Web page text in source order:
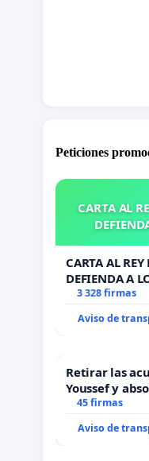
Peticiones
CARTA AL
CARTA AL
DEFIENDA A
3 328 firmas
Aviso de
Retirar las
Youssef y
45 firmas
Aviso de